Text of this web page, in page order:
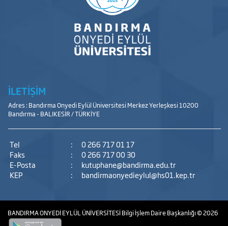
İLETİŞİM
Adres : Bandırma Onyedi Eylül Üniversitesi Merkez Yerleşkesi 10200
Bandırma - BALIKESİR / TÜRKİYE
Tel :
0 266 717 01 17
Faks
:
0 266 717 00 30
E-Posta
:
kutuphane@bandirma.edu.tr
KEP
: bandirmaonyedieylul@hs01.kep.tr
BANDIRMA ONYEDİ EYLÜL ÜNİVERSİTESİBilgi İşlem Daire Başkanlığı© 2026